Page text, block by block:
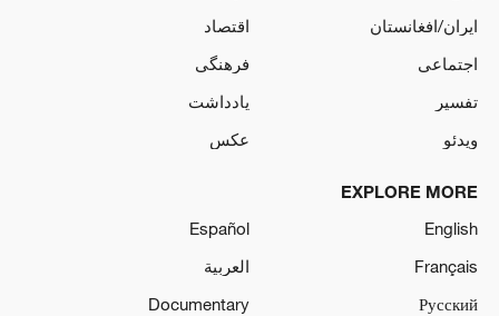
ایران/افغانستان
اقتصاد
اجتماعی
فرهنگی
تفسیر
یادداشت
ویدئو
عکس
EXPLORE MORE
English
Español
Français
العربية
Русский
Documentary